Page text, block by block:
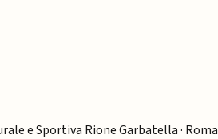
e Sportiva Rione Garbatella · Roma